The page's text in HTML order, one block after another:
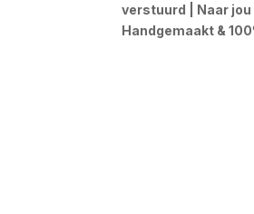
verstuurd | Naar jou
Handgemaakt &